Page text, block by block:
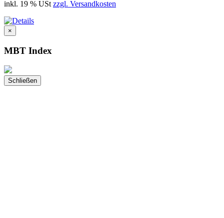
inkl. 19 % USt zzgl. Versandkosten
×
MBT Index
Schließen